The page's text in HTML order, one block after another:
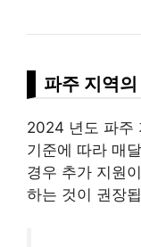
파주 지역
2024 년도 파주
기준에 따라 매
경우 추가 지원
하는 것이 권장